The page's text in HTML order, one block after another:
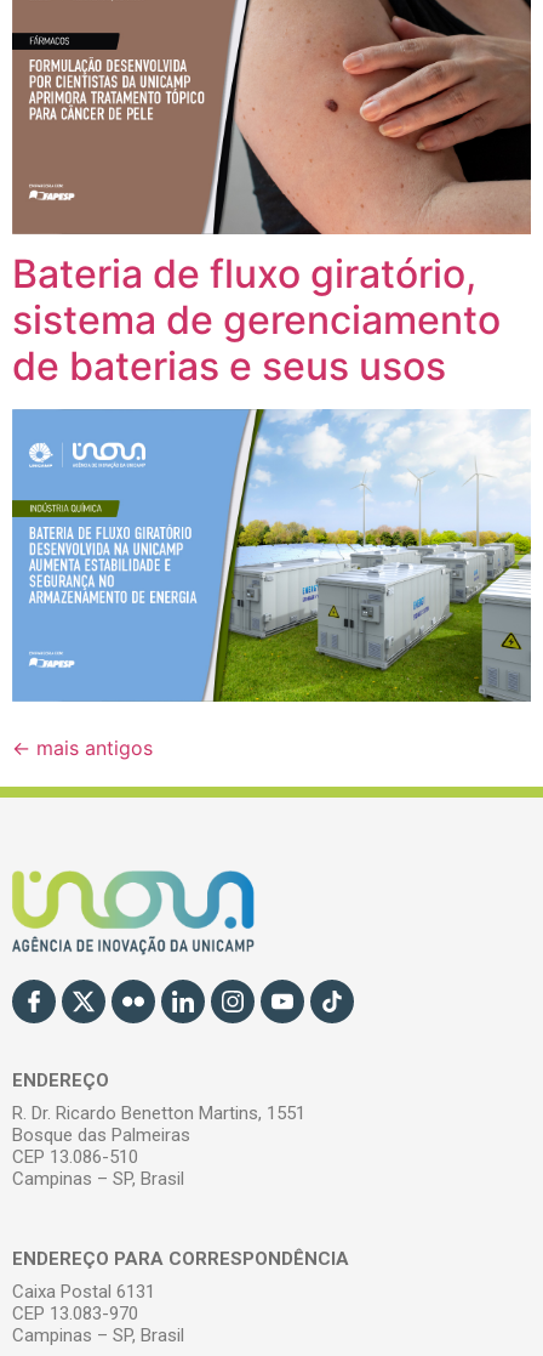
Bateria de fluxo giratório,
sistema de gerenciamento
de baterias e seus usos
← mais antigos
ENDEREÇO
R. Dr. Ricardo Benetton Martins, 1551
Bosque das Palmeiras
CEP 13.086-510
Campinas – SP, Brasil
ENDEREÇO PARA CORRESPONDÊNCIA
Caixa Postal 6131
CEP 13.083-970
Campinas – SP, Brasil